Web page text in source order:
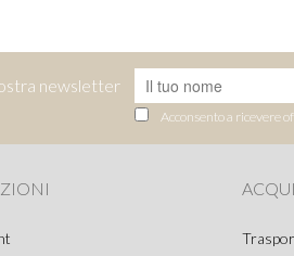
newsletter
Acconsento a ricevere